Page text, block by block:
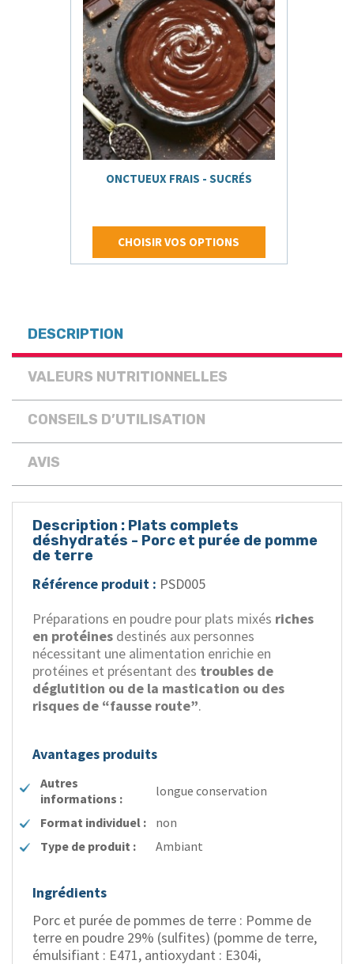
ONCTUEUX FRAIS - SUCRÉS
CHOISIR VOS OPTIONS
DESCRIPTION
VALEURS NUTRITIONNELLES
CONSEILS D’UTILISATION
AVIS
Description : Plats complets
déshydratés - Porc et purée de pomme
de terre
Référence produit : PSD005
Préparations en poudre pour plats mixés riches
en protéines destinés aux personnes
nécessitant une alimentation enrichie en
protéines et présentant des troubles de
déglutition ou de la mastication ou des
risques de “fausse route”.
Avantages produits
Autres
informations :
longue conservation
Format individuel :
non
Type de produit :
Ambiant
Ingrédients
Porc et purée de pommes de terre : Pomme de
terre en poudre 29% (sulfites) (pomme de terre,
émulsifiant : E471, antioxydant : E304i,